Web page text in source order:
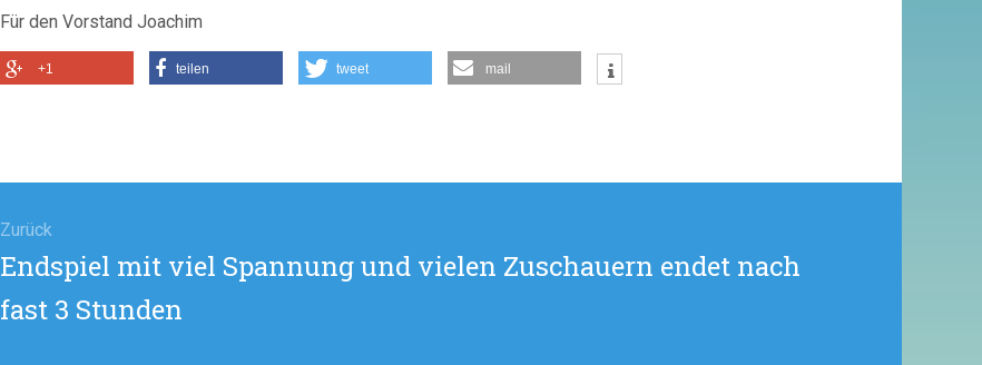
Für den Vorstand Joachim
+1 teilen tweet mail
Zurück
Vorheriger
Endspiel mit viel Spannung und vielen Zuschauern endet nach
fast 3 Stunden